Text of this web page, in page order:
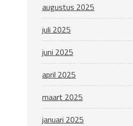
augustus 2025
juli 2025
juni 2025
april 2025
maart 2025
januari 2025